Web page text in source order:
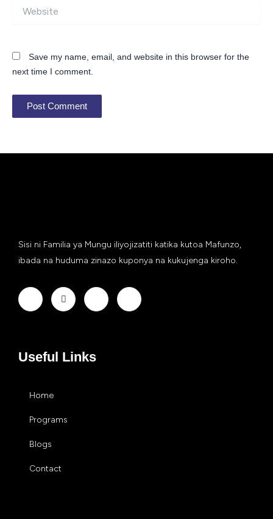
Save my name, email, and website in this browser for the
next time I comment.
Sisi ni Familia ya Mungu iliyojizatiti katika kutoa Mafunzo,
ibada na huduma zinazo kuponya na kukujenga kiroho.
Useful Links
Home
Programs
Blogs
Contact